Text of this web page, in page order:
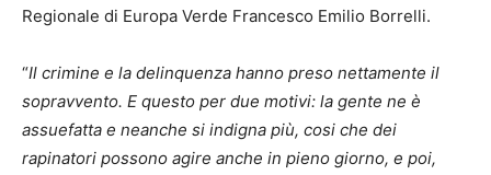
Regionale di Europa Verde Francesco Emilio Borrelli.
“Il crimine e la delinquenza hanno preso nettamente il
sopravvento. E questo per due motivi: la gente ne è
assuefatta e neanche si indigna più, cosi che dei
rapinatori possono agire anche in pieno giorno, e poi,